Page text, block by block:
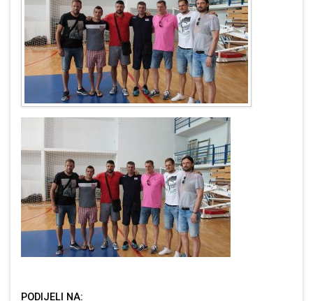
PODIJELI NA: